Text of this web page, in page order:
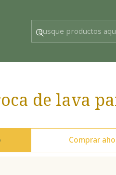
de lava
Comprar